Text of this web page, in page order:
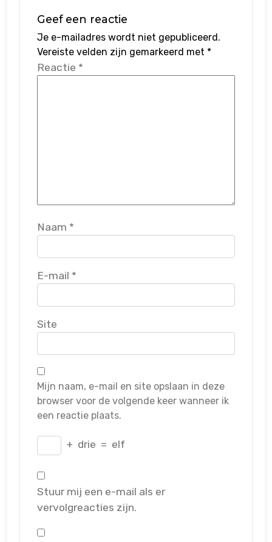
Geef een reactie
Je e-mailadres wordt niet gepubliceerd.
Vereiste velden zijn gemarkeerd met *
Reactie *
Naam *
E-mail *
Site
Mijn naam, e-mail en site opslaan in deze
browser voor de volgende keer wanneer ik
een reactie plaats.
+ drie = elf
Stuur mij een e-mail als er
vervolgreacties zijn.